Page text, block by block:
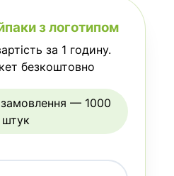
з логотипом
за 1 годину.
безкоштовно
замовлення — 1000
штук